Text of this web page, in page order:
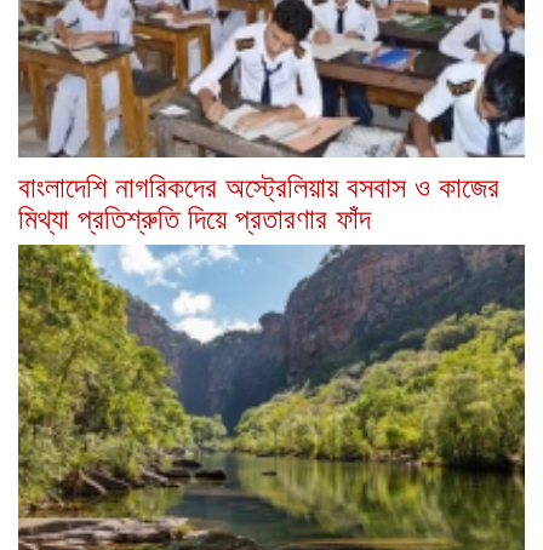
বাংলাদেশি নাগরিকদের অস্ট্রেলিয়ায় বসবাস ও কাজের
মিথ্যা প্রতিশ্রুতি দিয়ে প্রতারণার ফাঁদ